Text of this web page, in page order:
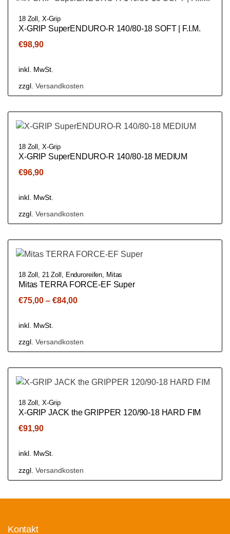
18 Zoll X-Grip
X-GRIP SuperENDURO-R 140/80-18 SOFT | F.I.M.
€98,90
inkl. MwSt.
zzgl. Versandkosten
18 Zoll X-Grip
X-GRIP SuperENDURO-R 140/80-18 MEDIUM
€96,90
inkl. MwSt.
zzgl. Versandkosten
18 Zoll , 21 Zoll , Enduroreifen, Mitas
Mitas TERRA FORCE-EF Super
€75,00 – €84,00
inkl. MwSt.
zzgl. Versandkosten
18 Zoll , X-Grip
X-GRIP JACK the GRIPPER 120/90-18 HARD FIM
€91,90
inkl. MwSt.
zzgl. Versandkosten
Kontakt